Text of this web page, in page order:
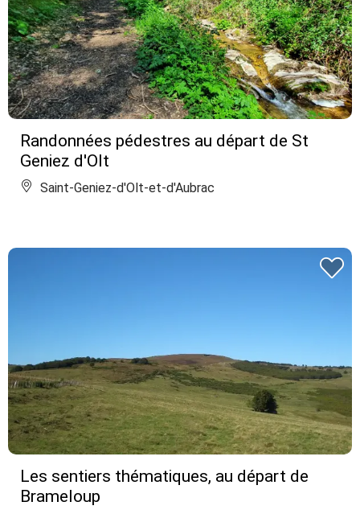
Randonnées pédestres au départ de St
Geniez d'Olt
Saint-Geniez-d'Olt-et-d'Aubrac
Les sentiers thématiques, au départ de
Brameloup